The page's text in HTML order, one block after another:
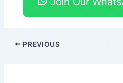
PREVIOUS